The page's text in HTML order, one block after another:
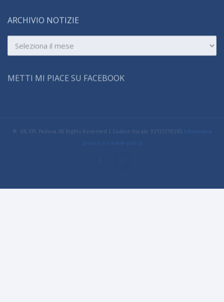
ARCHIVIO NOTIZIE
Archivio
notizie
METTI MI PIACE SU FACEBOOK
© UIL FPL Padova All Rights Reserved | Codice fiscale 92137270283
privacy e cookie policy